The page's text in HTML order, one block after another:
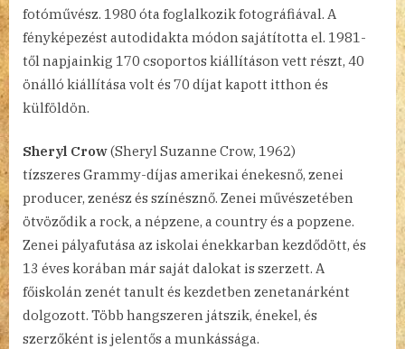
fotóművész. 1980 óta foglalkozik fotográfiával. A
fényképezést autodidakta módon sajátította el. 1981-
től napjainkig 170 csoportos kiállításon vett részt, 40
önálló kiállítása volt és 70 díjat kapott itthon és
külföldön.
Sheryl Crow(Sheryl Suzanne Crow, 1962)
tízszeres Grammy-díjas amerikai énekesnő, zenei
producer, zenész és színésznő. Zenei művészetében
ötvöződik a rock, a népzene, a country és a popzene.
Zenei pályafutása az iskolai énekkarban kezdődött, és
13 éves korában már saját dalokat is szerzett. A
főiskolán zenét tanult és kezdetben zenetanárként
dolgozott. Több hangszeren játszik, énekel, és
szerzőként is jelentős a munkássága.